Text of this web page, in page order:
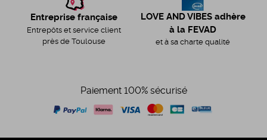
Entreprise française
Entrepôts et service client
près de Toulouse
LOVE AND VIBES adhère
à la FEVAD
et à sa charte qualité
Paiement 100% sécurisé